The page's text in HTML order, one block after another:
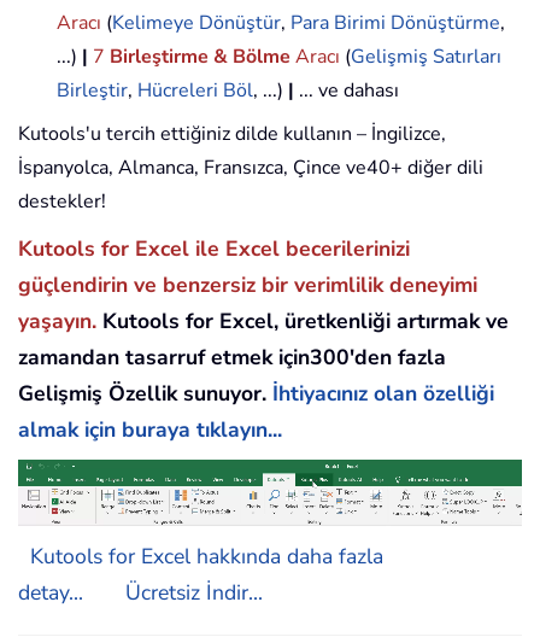
Aracı (Kelimeye Dönüştür, Para Birimi Dönüştürme,
...) | 7 Birleştirme & Bölme Aracı (Gelişmiş Satırları
Birleştir, Hücreleri Böl, ...) | ... ve dahası
Kutools'u tercih ettiğiniz dilde kullanın – İngilizce,
İspanyolca, Almanca, Fransızca, Çince ve40+ diğer dili
destekler!
Kutools for Excel ile Excel becerilerinizi
güçlendirin ve benzersiz bir verimlilik deneyimi
yaşayın. Kutools for Excel, üretkenliği artırmak ve
zamandan tasarruf etmek için300'den fazla
Gelişmiş Özellik sunuyor. İhtiyacınız olan özelliği
almak için buraya tıklayın...
Kutools for Excel hakkında daha fazla
detay...
Ücretsiz İndir...